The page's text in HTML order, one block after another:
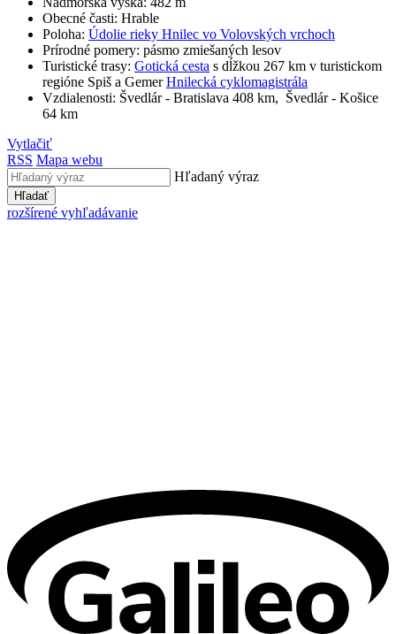
Obecné časti: Hrable
Poloha: Údolie rieky Hnilec vo Volovských vrchoch
Prírodné pomery: pásmo zmiešaných lesov
Turistické trasy: Gotická cesta s dĺžkou 267 km v turistickom
regióne Spiš a GemerHnilecká cyklomagistrála
Vzdialenosti: Švedlár - Bratislava 408 km, Švedlár - Košice
64 km
Vytlačiť
RSS Mapa webu
Hľadaný výraz
Hľadať
rozšírené vyhľadávanie